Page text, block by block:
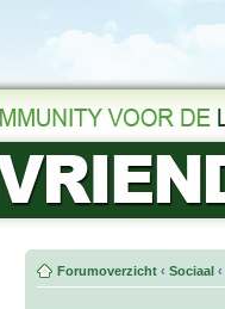
Forumoverzicht ‹ Sociaal ‹